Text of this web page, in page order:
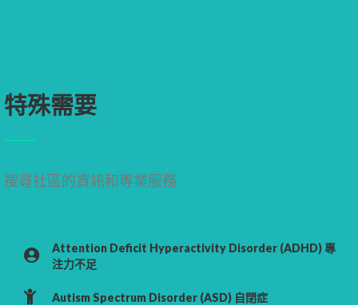
特殊需要
搜尋社區的資訊和專業服務
Attention Deficit Hyperactivity Disorder (ADHD) 專
注力不足
Autism Spectrum Disorder (ASD) 自閉症